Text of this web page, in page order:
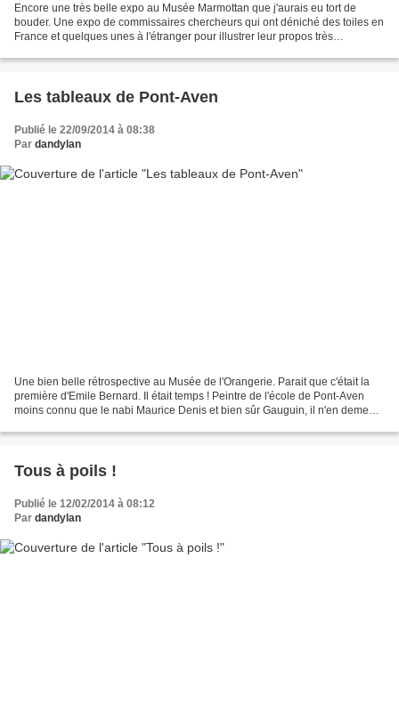
Encore une très belle expo au Musée Marmottan que j'aurais eu tort de
bouder. Une expo de commissaires chercheurs qui ont déniché des toiles en
France et quelques unes à l'étranger pour illustrer leur propos très
Les tableaux de Pont-Aven
Publié le 22/09/2014 à 08:38
Par dandylan
Une bien belle rétrospective au Musée de l'Orangerie. Parait que c'était la
première d'Emile Bernard. Il était temps ! Peintre de l'école de Pont-Aven
moins connu que le nabi Maurice Denis et bien sûr Gauguin, il n'en demeure
Tous à poils !
Publié le 12/02/2014 à 08:12
Par dandylan